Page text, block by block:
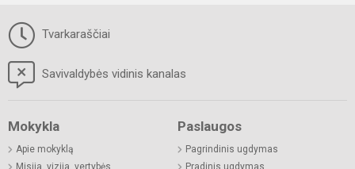
Tvarkaraščiai
Savivaldybės vidinis kanalas
Mokykla
Apie mokyklą
Misija, vizija, vertybės
Paslaugos
Pagrindinis ugdymas
Pradinis ugdymas